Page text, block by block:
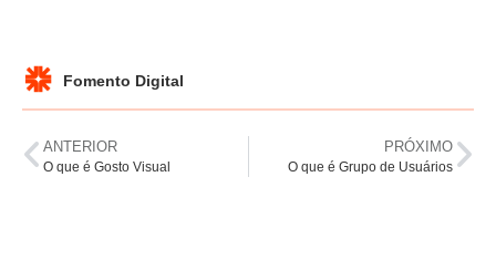
Fomento Digital
ANTERIOR
O que é Gosto Visual
PRÓXIMO
O que é Grupo de Usuários